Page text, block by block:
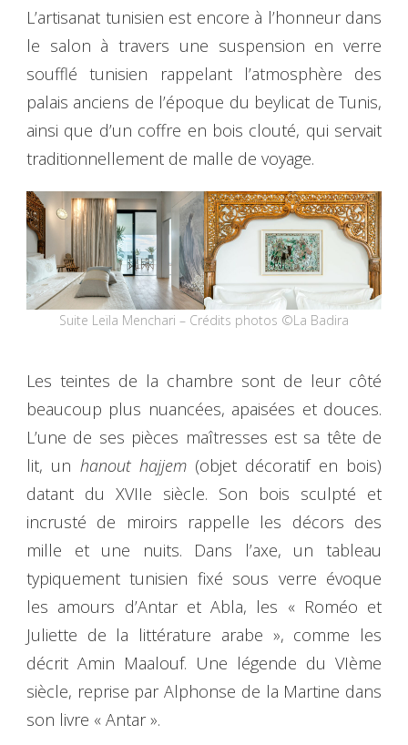
L’artisanat tunisien est encore à l’honneur dans
le salon à travers une suspension en verre
soufflé tunisien rappelant l’atmosphère des
palais anciens de l’époque du beylicat de Tunis,
ainsi que d’un coffre en bois clouté, qui servait
traditionnellement de malle de voyage.
Suite Leïla Menchari – Crédits photos ©La Badira
Les teintes de la chambre sont de leur côté
beaucoup plus nuancées, apaisées et douces.
L’une de ses pièces maîtresses est sa tête de
lit, un hanout hajjem(objet décoratif en bois)
datant du XVIIe siècle. Son bois sculpté et
incrusté de miroirs rappelle les décors des
mille et une nuits. Dans l’axe, un tableau
typiquement tunisien fixé sous verre évoque
les amours d’Antar et Abla, les « Roméo et
Juliette de la littérature arabe », comme les
décrit Amin Maalouf. Une légende du VIème
siècle, reprise par Alphonse de la Martine dans
son livre « Antar ».